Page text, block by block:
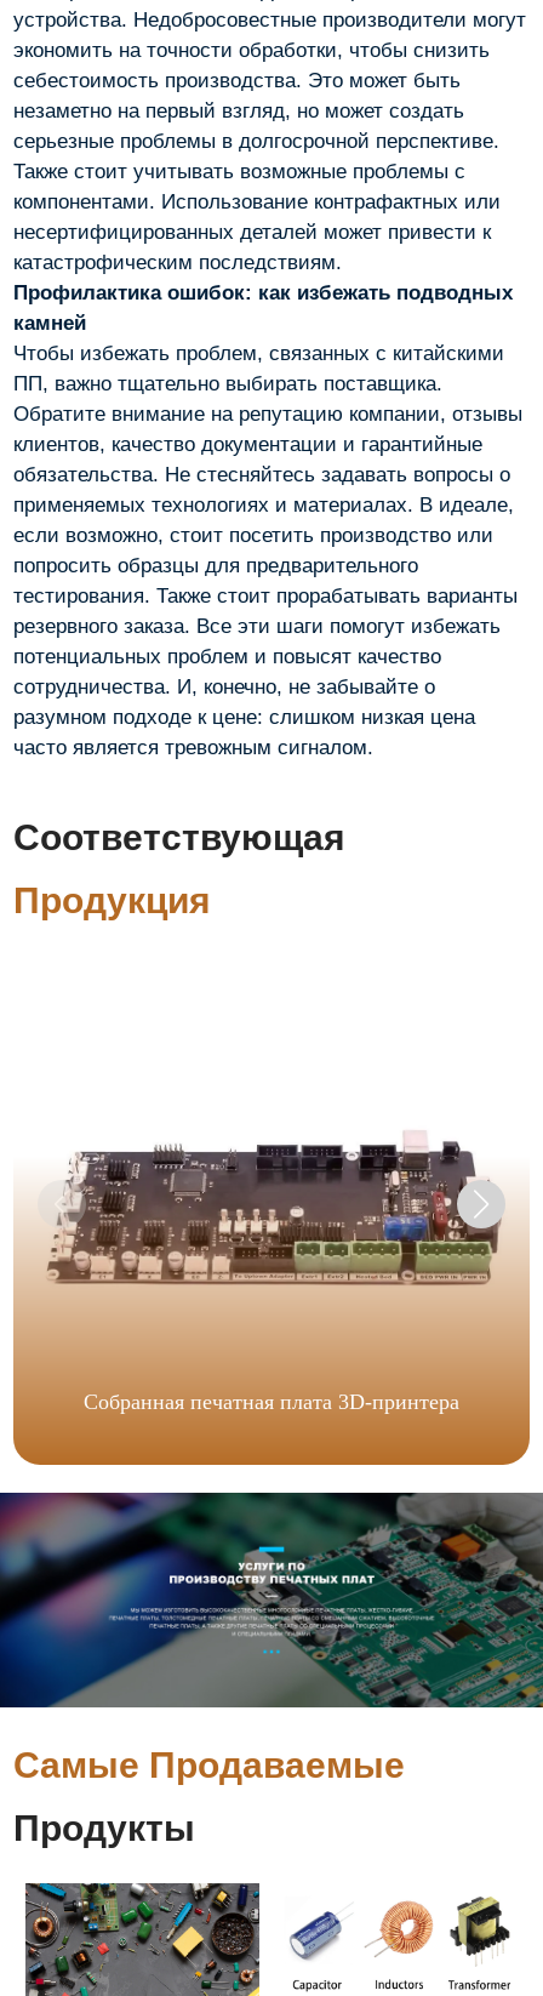
устройства. Недобросовестные производители могут
экономить на точности обработки, чтобы снизить
себестоимость производства. Это может быть
незаметно на первый взгляд, но может создать
серьезные проблемы в долгосрочной перспективе.
Также стоит учитывать возможные проблемы с
компонентами. Использование контрафактных или
несертифицированных деталей может привести к
катастрофическим последствиям.
Профилактика ошибок: как избежать подводных
камней
Чтобы избежать проблем, связанных с китайскими
ПП, важно тщательно выбирать поставщика.
Обратите внимание на репутацию компании, отзывы
клиентов, качество документации и гарантийные
обязательства. Не стесняйтесь задавать вопросы о
применяемых технологиях и материалах. В идеале,
если возможно, стоит посетить производство или
попросить образцы для предварительного
тестирования. Также стоит прорабатывать варианты
резервного заказа. Все эти шаги помогут избежать
потенциальных проблем и повысят качество
сотрудничества. И, конечно, не забывайте о
разумном подходе к цене: слишком низкая цена
часто является тревожным сигналом.
Соответствующая
Продукция
Собранная печатная плата 3D-принтера
Самые Продаваемые
Продукты